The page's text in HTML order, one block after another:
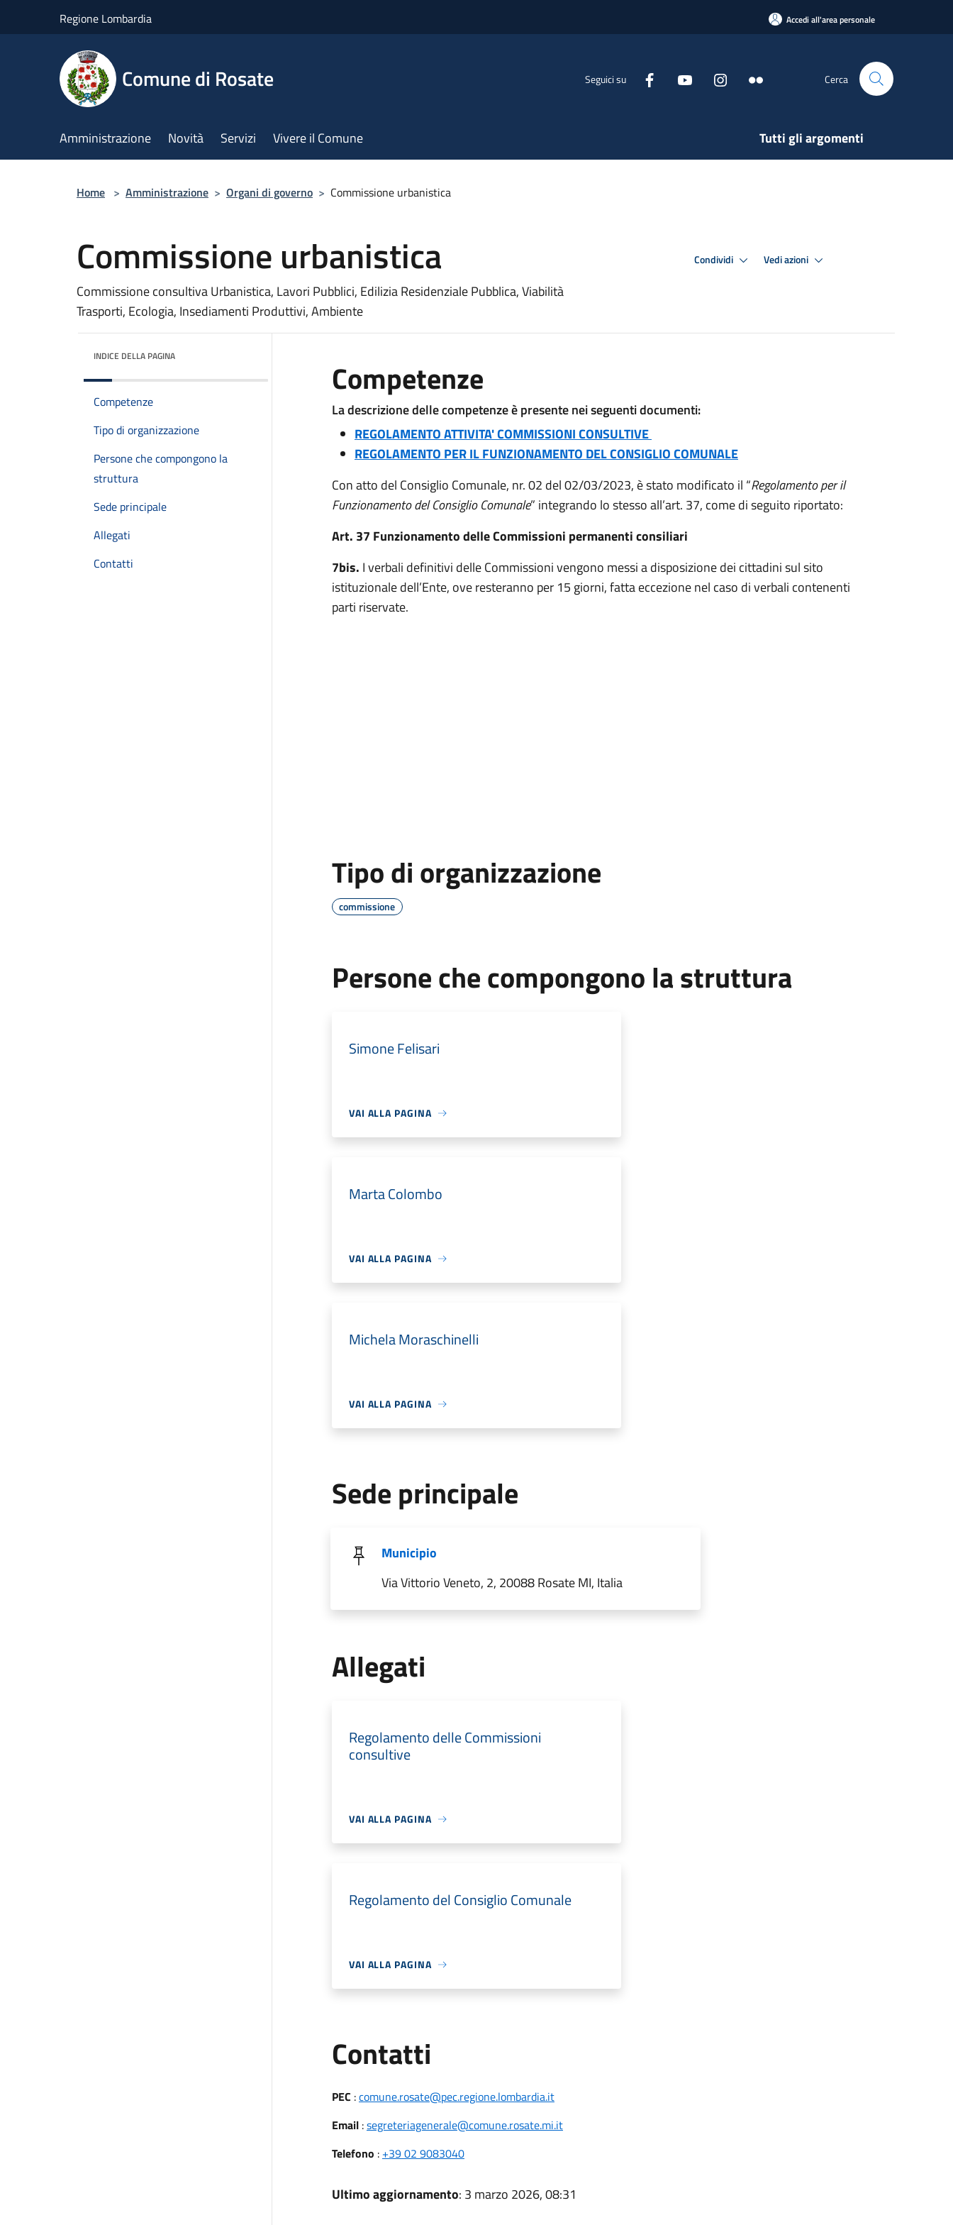
Regione Lombardia Accedi all'area personale
Comune di Rosate Seguici su Cerca
Amministrazione Novità Servizi Vivere il Comune Tutti gli argomenti
Home > Amministrazione > Organi di governo > Commissione urbanistica
Commissione urbanistica
Commissione consultiva Urbanistica, Lavori Pubblici, Edilizia Residenziale Pubblica, Viabilità
Trasporti, Ecologia, Insediamenti Produttivi, Ambiente
Condividi Vedi azioni
INDICE DELLA PAGINA
Competenze
Tipo di organizzazione
Persone che compongono la
struttura
Sede principale
Allegati
Contatti
Competenze
La descrizione delle competenze è presente nei seguenti documenti:
REGOLAMENTO ATTIVITA' COMMISSIONI CONSULTIVE
REGOLAMENTO PER IL FUNZIONAMENTO DEL CONSIGLIO COMUNALE
Con atto del Consiglio Comunale, nr. 02 del 02/03/2023, è stato modificato il “Regolamento per il
Funzionamento del Consiglio Comunale” integrando lo stesso all’art. 37, come di seguito riportato:
Art. 37 Funzionamento delle Commissioni permanenti consiliari
7bis. I verbali definitivi delle Commissioni vengono messi a disposizione dei cittadini sul sito
istituzionale dell’Ente, ove resteranno per 15 giorni, fatta eccezione nel caso di verbali contenenti
parti riservate.
Tipo di organizzazione
commissione
Persone che compongono la struttura
Simone Felisari
VAI ALLA PAGINA
Marta Colombo
VAI ALLA PAGINA
Michela Moraschinelli
VAI ALLA PAGINA
Sede principale
Municipio
Via Vittorio Veneto, 2, 20088 Rosate MI, Italia
Allegati
Regolamento delle Commissioni
consultive
VAI ALLA PAGINA
Regolamento del Consiglio Comunale
VAI ALLA PAGINA
Contatti
PEC :comune.rosate@pec.regione.lombardia.it
Email:segreteriagenerale@comune.rosate.mi.it
Telefono : +39 02 9083040
Ultimo aggiornamento: 3 marzo 2026, 08:31